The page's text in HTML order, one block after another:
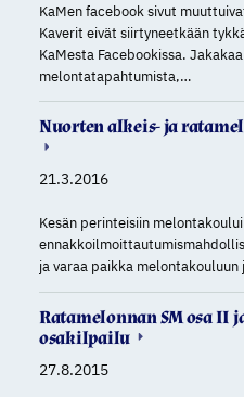
KaMen facebook sivut
Kaverit eivät siirtyneetkään
KaMesta Facebookissa.
melontatapahtumista,…
Nuorten alkeis- ja
21.3.2016
Kesän perinteisiin
ja varaa paikka melontakouluun
Ratamelonnan SM osa II
osakilpailu
27.8.2015